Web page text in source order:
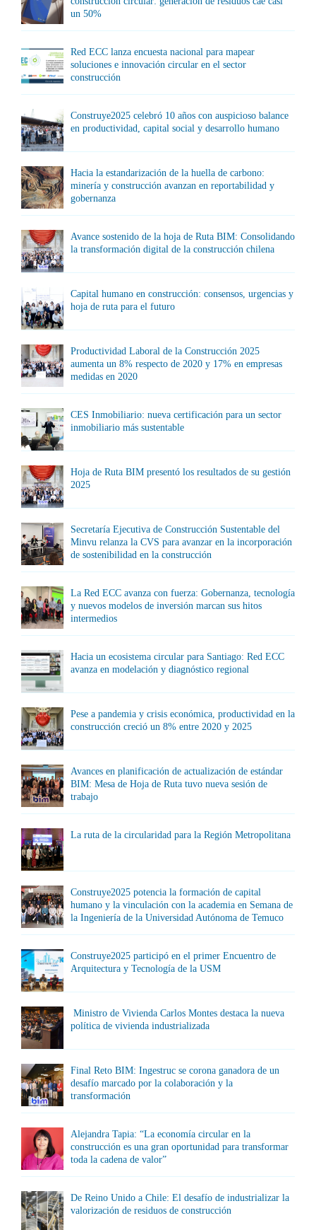
un 50%
Red ECC lanza encuesta nacional para mapear
soluciones e innovación circular en el sector
construcción
Construye2025 celebró 10 años con auspicioso balance
en productividad, capital social y desarrollo humano
Hacia la estandarización de la huella de carbono:
minería y construcción avanzan en reportabilidad y
gobernanza
Avance sostenido de la hoja de Ruta BIM: Consolidando
la transformación digital de la construcción chilena
Capital humano en construcción: consensos, urgencias y
hoja de ruta para el futuro
Productividad Laboral de la Construcción 2025
aumenta un 8% respecto de 2020 y 17% en empresas
medidas en 2020
CES Inmobiliario: nueva certificación para un sector
inmobiliario más sustentable
Hoja de Ruta BIM presentó los resultados de su gestión
2025
Secretaría Ejecutiva de Construcción Sustentable del
Minvu relanza la CVS para avanzar en la incorporación
de sostenibilidad en la construcción
La Red ECC avanza con fuerza: Gobernanza, tecnología
y nuevos modelos de inversión marcan sus hitos
intermedios
Hacia un ecosistema circular para Santiago: Red ECC
avanza en modelación y diagnóstico regional
Pese a pandemia y crisis económica, productividad en la
construcción creció un 8% entre 2020 y 2025
Avances en planificación de actualización de estándar
BIM: Mesa de Hoja de Ruta tuvo nueva sesión de
trabajo
La ruta de la circularidad para la Región Metropolitana
Construye2025 potencia la formación de capital
humano y la vinculación con la academia en Semana de
la Ingeniería de la Universidad Autónoma de Temuco
Construye2025 participó en el primer Encuentro de
Arquitectura y Tecnología de la USM
Ministro de Vivienda Carlos Montes destaca la nueva
política de vivienda industrializada
Final Reto BIM: Ingestruc se corona ganadora de un
desafío marcado por la colaboración y la
transformación
Alejandra Tapia: “La economía circular en la
construcción es una gran oportunidad para transformar
toda la cadena de valor”
De Reino Unido a Chile: El desafío de industrializar la
valorización de residuos de construcción